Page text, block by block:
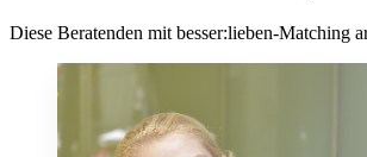
Diese Beratenden mit besser:lieben-Matching